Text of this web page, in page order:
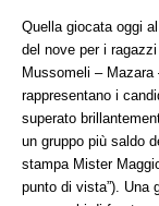
Quella giocata oggi
del nove per i
Mussomeli –
rappresentano i
superato
un gruppo più saldo
stampa Mister
punto di vista”). Una